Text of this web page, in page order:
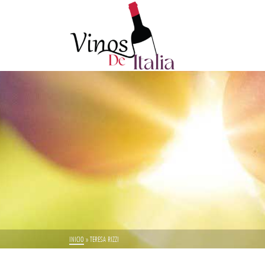
INICIO »TERESA RIZZI